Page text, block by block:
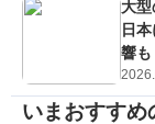
大
日
響も
いまおすすめ